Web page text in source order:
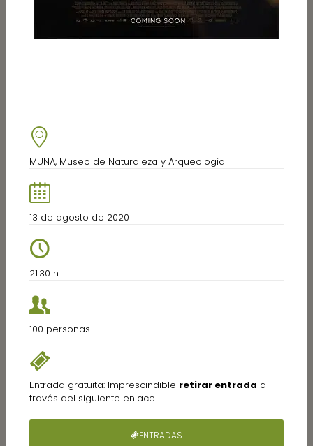
MUNA, Museo de Naturaleza y Arqueología
13 de agosto de 2020
21:30 h
100 personas.
Entrada gratuita: Imprescindible retirar entrada a
través del siguiente enlace
ENTRADAS